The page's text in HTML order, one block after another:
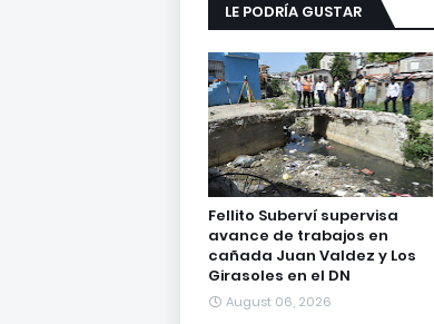
LE PODRÍA GUSTAR
Fellito Suberví supervisa
avance de trabajos en
cañada Juan Valdez y Los
Girasoles en el DN
August 06, 2026